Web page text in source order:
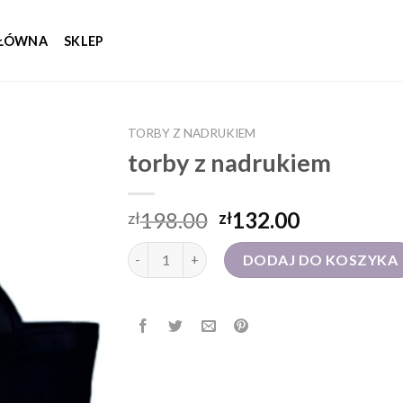
SKLEP
TORBY Z NADRUKIEM
torby z nadrukiem
zł198.00 zł132.00
ilość torby z nadrukiemDODAJ DO KOSZYKA